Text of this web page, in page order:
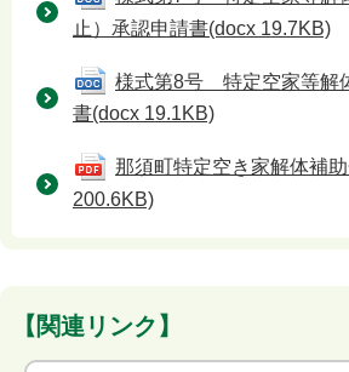
止）承認申請書(docx 19.7KB)
様式第8号 特定空家等解
書(docx 19.1KB)
那須町特定空き家解体補
200.6KB)
【関連リンク】